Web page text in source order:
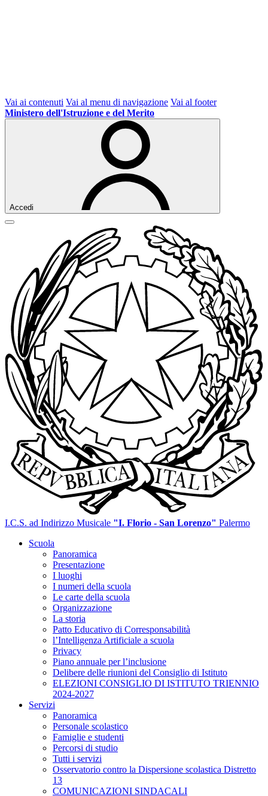
Vai ai contenuti Vai al menu di navigazione Vai al footer
Ministero dell'Istruzione e del Merito
Accedi
I.C.S. ad Indirizzo Musicale "I. Florio - San Lorenzo" Palermo
Scuola
Panoramica
Presentazione
I luoghi
I numeri della scuola
Le carte della scuola
Organizzazione
La storia
Patto Educativo di Corresponsabilità
l’Intelligenza Artificiale a scuola
Privacy
Piano annuale per l’inclusione
Delibere delle riunioni del Consiglio di Istituto
ELEZIONI CONSIGLIO DI ISTITUTO TRIENNIO
2024-2027
Servizi
Panoramica
Personale scolastico
Famiglie e studenti
Percorsi di studio
Tutti i servizi
Osservatorio contro la Dispersione scolastica Distretto
13
COMUNICAZIONI SINDACALI